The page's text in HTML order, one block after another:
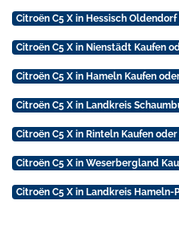
Citroën C5 X in Hessisch
Citroën C5 X in Nienstädt Kaufen
Citroën C5 X in Hameln Kaufen
Citroën C5 X in Landkreis
Citroën C5 X in Rinteln Kaufen
Citroën C5 X in Weserbergland
Citroën C5 X in Landkreis